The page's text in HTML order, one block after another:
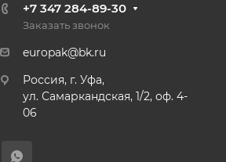
+7 347 284-89-30
Заказать звонок
europak@bk.ru
Россия, г. Уфа,
ул. Самаркандская, 1/2, оф. 4-
06